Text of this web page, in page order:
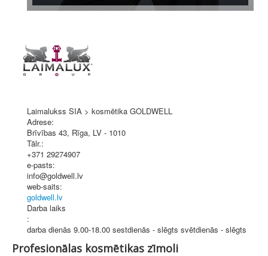
Laimalukss SIA > kosmētika GOLDWELL
Adrese:
Brīvības 43, Rīga, LV - 1010
Tālr.:
+371 29274907
e-pasts:
info@goldwell.lv
web-saits:
goldwell.lv
Darba laiks
:
darba dienās 9.00-18.00 sestdienās - slēgts svētdienās - slēgts
Profesionālas kosmētikas zīmoli